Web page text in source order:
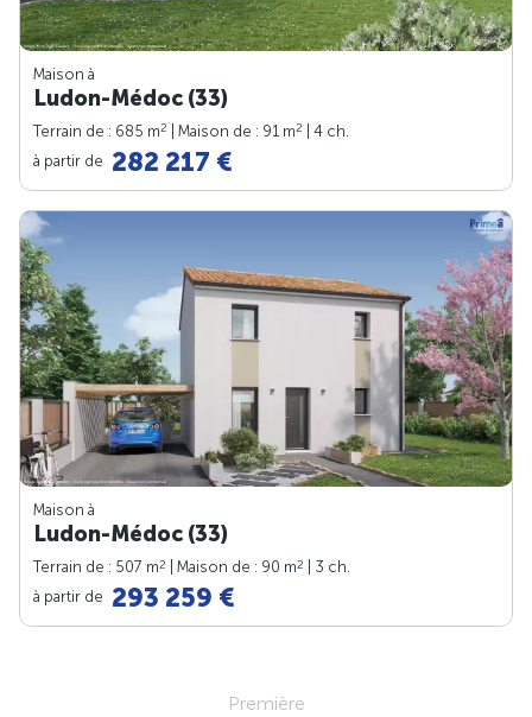
Maison à
Ludon-Médoc (33)
Terrain de : 685 m2 | Maison de : 91 m2
| 4 ch.
à partir de 282 217 €
Maison à
Ludon-Médoc (33)
Terrain de : 507 m2 | Maison de : 90 m2
| 3 ch.
à partir de 293 259 €
Première